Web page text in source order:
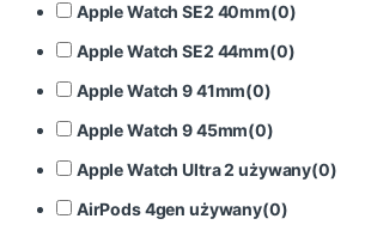
Apple Watch SE2 40mm(0)
Apple Watch SE2 44mm(0)
Apple Watch 9 41mm(0)
Apple Watch 9 45mm(0)
Apple Watch Ultra 2 używany(0)
AirPods 4gen używany(0)